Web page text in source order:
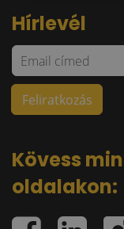
Hírlevél
Kövess
oldalakon: